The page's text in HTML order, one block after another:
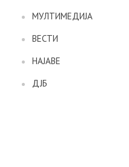
МУЛТИМЕДИЈА
ВЕСТИ
НАЈАВЕ
ДЈБ